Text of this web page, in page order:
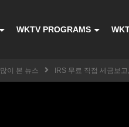
WKTV PROGRAMS
많이 본 뉴스 IRS 무료 직접 세금보